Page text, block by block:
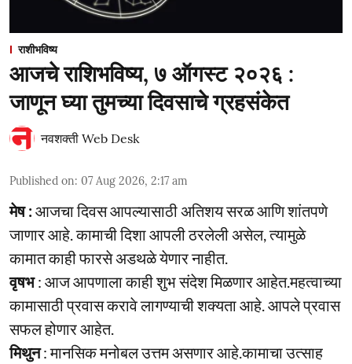
राशीभविष्य
आजचे राशिभविष्य, ७ ऑगस्ट २०२६ :
जाणून घ्या तुमच्या दिवसाचे ग्रहसंकेत
नवशक्ती Web Desk
Published on: 07 Aug 2026, 2:17 am
मेष :आजचा दिवस आपल्यासाठी अतिशय सरळ आणि शांतपणे
जाणार आहे. कामाची दिशा आपली ठरलेली असेल, त्यामुळे
कामात काही फारसे अडथळे येणार नाहीत.
वृषभ: आज आपणाला काही शुभ संदेश मिळणार आहेत.महत्वाच्या
कामासाठी प्रवास करावे लागण्याची शक्यता आहे. आपले प्रवास
सफल होणार आहेत.
मिथुन: मानसिक मनोबल उत्तम असणार आहे.कामाचा उत्साह